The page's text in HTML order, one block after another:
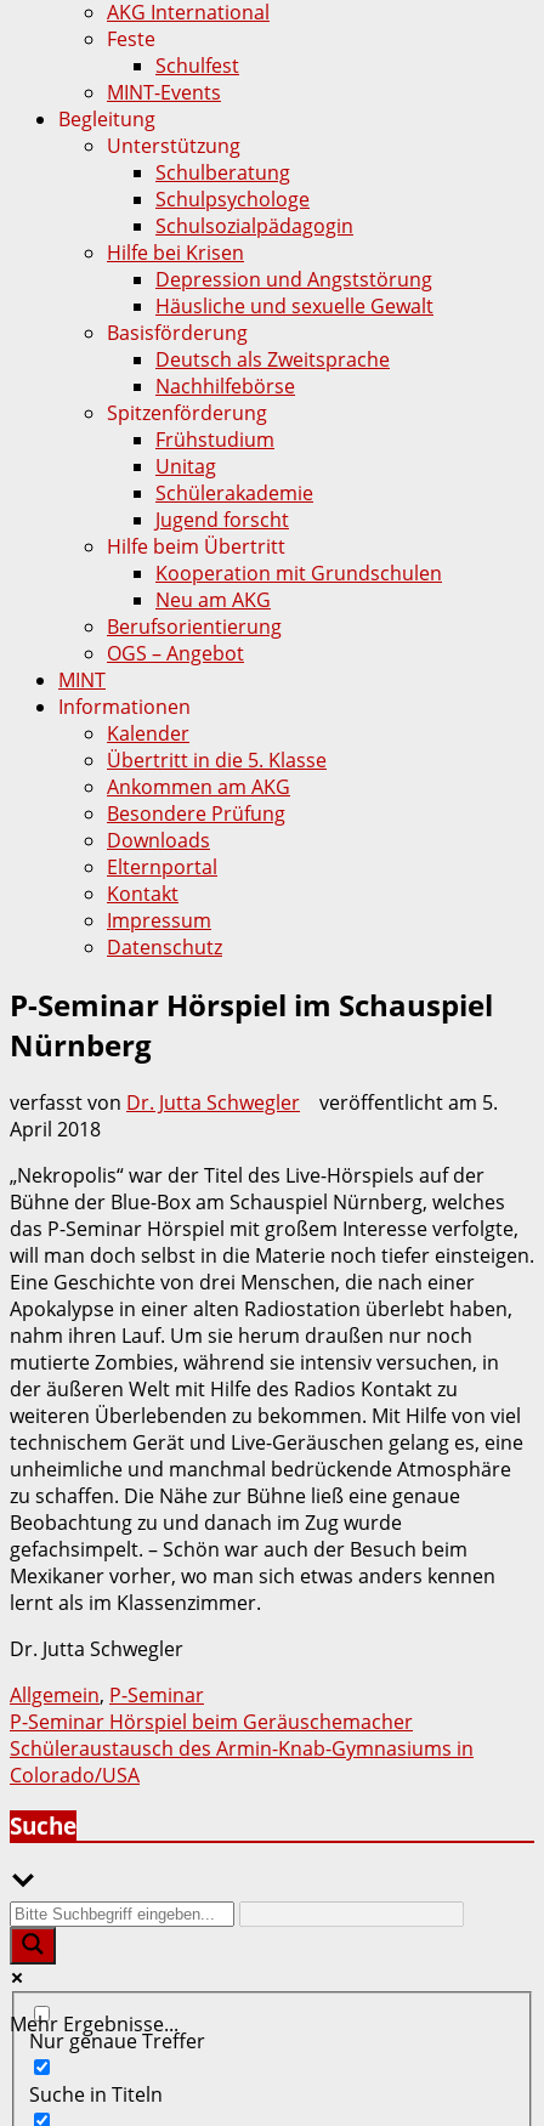
AKG International
Feste
Schulfest
MINT-Events
Begleitung
Unterstützung
Schulberatung
Schulpsychologe
Schulsozialpädagogin
Hilfe bei Krisen
Depression und Angststörung
Häusliche und sexuelle Gewalt
Basisförderung
Deutsch als Zweitsprache
Nachhilfebörse
Spitzenförderung
Frühstudium
Unitag
Schülerakademie
Jugend forscht
Hilfe beim Übertritt
Kooperation mit Grundschulen
Neu am AKG
Berufsorientierung
OGS – Angebot
MINT
Informationen
Kalender
Übertritt in die 5. Klasse
Ankommen am AKG
Besondere Prüfung
Downloads
Elternportal
Kontakt
Impressum
Datenschutz
P-Seminar Hörspiel im Schauspiel
Nürnberg
verfasst von Dr. Jutta Schwegler veröffentlicht am 5.
April 2018
„Nekropolis“ war der Titel des Live-Hörspiels auf der
Bühne der Blue-Box am Schauspiel Nürnberg, welches
das P-Seminar Hörspiel mit großem Interesse verfolgte,
will man doch selbst in die Materie noch tiefer einsteigen.
Eine Geschichte von drei Menschen, die nach einer
Apokalypse in einer alten Radiostation überlebt haben,
nahm ihren Lauf. Um sie herum draußen nur noch
mutierte Zombies, während sie intensiv versuchen, in
der äußeren Welt mit Hilfe des Radios Kontakt zu
weiteren Überlebenden zu bekommen. Mit Hilfe von viel
technischem Gerät und Live-Geräuschen gelang es, eine
unheimliche und manchmal bedrückende Atmosphäre
zu schaffen. Die Nähe zur Bühne ließ eine genaue
Beobachtung zu und danach im Zug wurde
gefachsimpelt. – Schön war auch der Besuch beim
Mexikaner vorher, wo man sich etwas anders kennen
lernt als im Klassenzimmer.
Dr. Jutta Schwegler
Allgemein, P-Seminar
Beitragsnavigation
P-Seminar Hörspiel beim Geräuschemacher
Schüleraustausch des Armin-Knab-Gymnasiums in
Colorado/USA
Suche
Mehr Ergebnisse...
Nur genaue Treffer
Suche in Titeln